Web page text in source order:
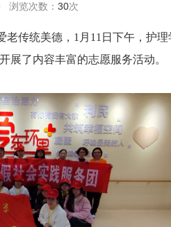
浏览次数： 30次
传统美德，1月11日下午，护
展了内容丰富的志愿服务活动。